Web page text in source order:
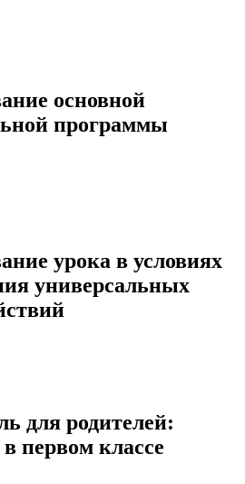
основной
программы
урока в условиях
универсальных
для родителей:
первом классе